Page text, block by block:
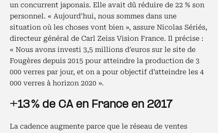
un concurrent japonais. Elle avait dû réduire de 22 % son
personnel. « Aujourd’hui, nous sommes dans une
situation où les choses vont bien », assure Nicolas Sériés,
directeur général de Carl Zeiss Vision France. Il précise :
« Nous avons investi 3,5 millions d’euros sur le site de
Fougères depuis 2015 pour atteindre la production de 3
000 verres par jour, et on a pour objectif d’atteindre les 4
000 verres à horizon 2020 ».
+13 % de CA en France en 2017
La cadence augmente parce que le réseau de ventes